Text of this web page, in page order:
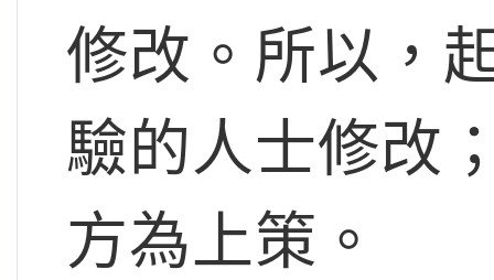
修改。所以，
驗的人士修改
方為上策。